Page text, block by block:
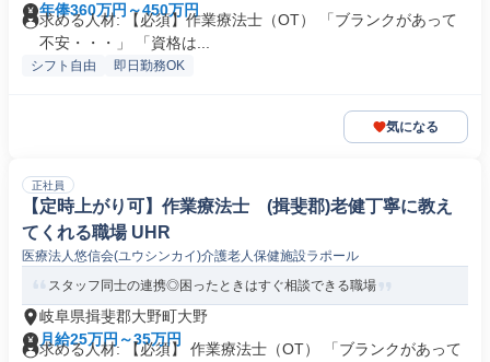
年俸360万円～450万円
求める人材: 【必須】作業療法士（OT） 「ブランクがあって
不安・・・」 「資格は...
シフト自由 即日勤務OK
気になる
正社員
【定時上がり可】作業療法士 (揖斐郡)老健丁寧に教え
てくれる職場 UHR
医療法人悠信会(ユウシンカイ)介護老人保健施設ラポール
スタッフ同士の連携◎困ったときはすぐ相談できる職場
岐阜県揖斐郡大野町大野
月給25万円～35万円
求める人材: 【必須】 作業療法士（OT） 「ブランクがあって